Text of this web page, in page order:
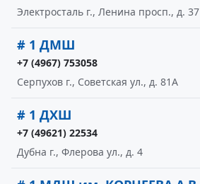
Электросталь г., Ленина просп., д. 37
# 1 ДМШ
+7 (4967) 753058
Серпухов г., Советская ул., д. 81А
# 1 ДХШ
+7 (49621) 22534
Дубна г., Флерова ул., д. 4